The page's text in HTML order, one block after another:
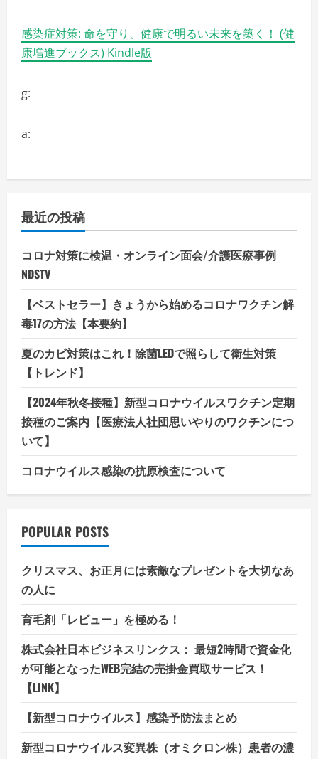
感染症対策: 命を守り、健康で明るい未来を築く！ (健
康増進ブックス) Kindle版
g:
a:
最近の投稿
コロナ対策に検温・オンライン面会/介護医療事例
NDSTV
【ベストセラー】きょうから始めるコロナワクチン解
毒17の方法【本要約】
夏のカビ対策はこれ！除菌LEDで照らして衛生対策
【トレンド】
【2024年秋冬接種】新型コロナウイルスワクチン定期
接種のご案内【医療法人社団思いやりのワクチンにつ
いて】
コロナウイルス感染の抗原検査について
POPULAR POSTS
クリスマス、お正月には素敵なプレゼントを大切なあ
の人に
育毛剤「レビュー」を極める！
株式会社日本ビジネスリンクス： 最短2時間で資金化
が可能となったWEB完結の売掛金買取サービス！
【LINK】
【新型コロナウイルス】感染予防法まとめ
新型コロナウイルス変異株（オミクロン株）患者の濃